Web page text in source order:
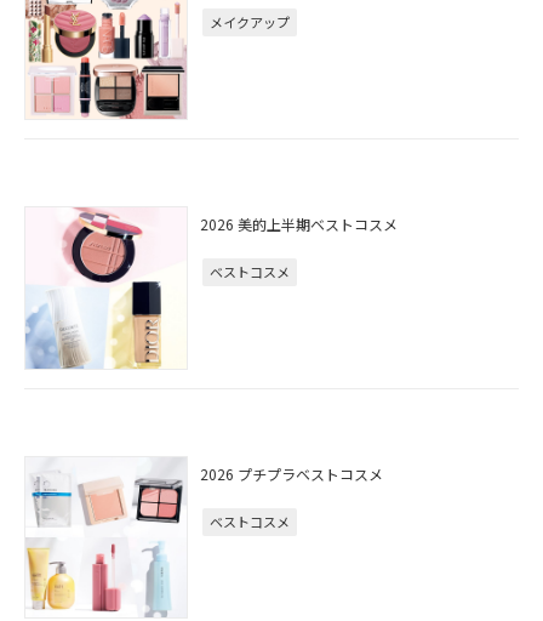
メイクアップ
2026 美的上半期ベストコスメ
ベストコスメ
2026 プチプラベストコスメ
ベストコスメ